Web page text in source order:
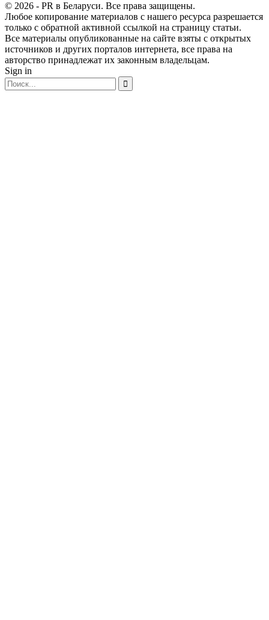
© 2026 - PR в Беларуси. Все права защищены.
Любое копирование материалов с нашего ресурса разрешается
только с обратной активной ссылкой на страницу статьи.
Все материалы опубликованные на сайте взяты с открытых
источников и других порталов интернета, все права на
авторство принадлежат их законным владельцам.
Sign in